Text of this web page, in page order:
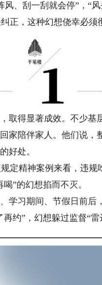
、刮一刮就会停”，“
正，这种幻想侥幸必须
得显著成效。不少基
家陪伴家人。他们说，
好处。
精神案例来看，违规
”的幻想掐而不灭。
习期间、节假日前后
约”，幻想躲过监督“雷